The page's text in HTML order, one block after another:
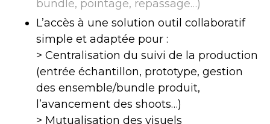
bundle, pointage, repassage…)
L’accès à une solution outil collaboratif
simple et adaptée pour :
> Centralisation du suivi de la production
(entrée échantillon, prototype, gestion
des ensemble/bundle produit,
l’avancement des shoots…)
> Mutualisation des visuels